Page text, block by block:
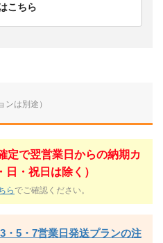
こちら
ンは別途）
定で翌営業日からの納期カ
・祝日は除く）
ら でご確認ください。
・5・7営業日発送プランの注